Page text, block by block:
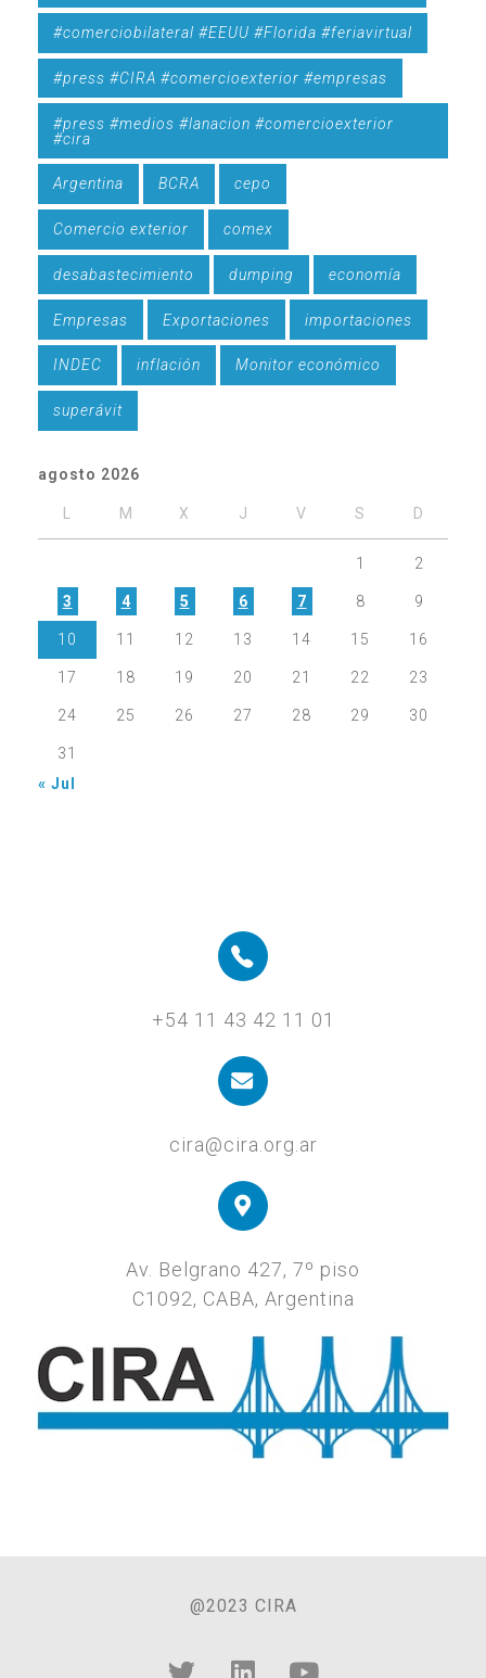
#comerciobilateral #EEUU #Florida #feriavirtual
#press #CIRA #comercioexterior #empresas
#press #medios #lanacion #comercioexterior
#cira
Argentina BCRA cepo
Comercio exterior comex
desabastecimiento dumping economía
Empresas Exportaciones importaciones
INDEC inflación Monitor económico
superávit
agosto 2026
M X J V S D
1 2
3 4 5 6 7 8 9
10 11 12 13 14 15 16
17 18 19 20 21 22 23
24 25 26 27 28 29 30
31
« Jul
+54 11 43 42 11 01
cira@cira.org.ar
Av. Belgrano 427, 7º piso
C1092, CABA, Argentina
@2023 CIRA